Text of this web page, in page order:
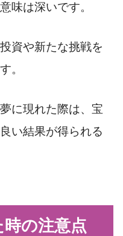
味は深いです。
資や新たな挑戦を
。
に現れた際は、宝
い結果が得られる
の注意点